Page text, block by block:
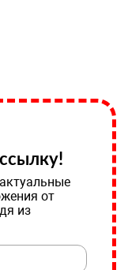
от
из